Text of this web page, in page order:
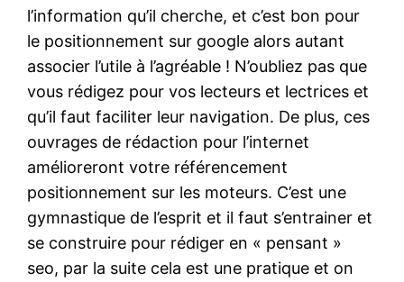
l’information qu’il cherche, et c’est bon pour
le positionnement sur google alors autant
associer l’utile à l’agréable ! N’oubliez pas que
vous rédigez pour vos lecteurs et lectrices et
qu’il faut faciliter leur navigation. De plus, ces
ouvrages de rédaction pour l’internet
amélioreront votre référencement
positionnement sur les moteurs. C’est une
gymnastique de l’esprit et il faut s’entrainer et
se construire pour rédiger en « pensant »
seo, par la suite cela est une pratique et on